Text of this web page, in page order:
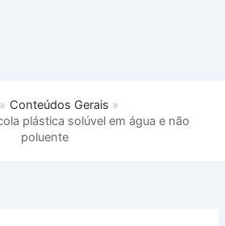
Conteúdos Gerais
plástica solúvel em água e não
poluente